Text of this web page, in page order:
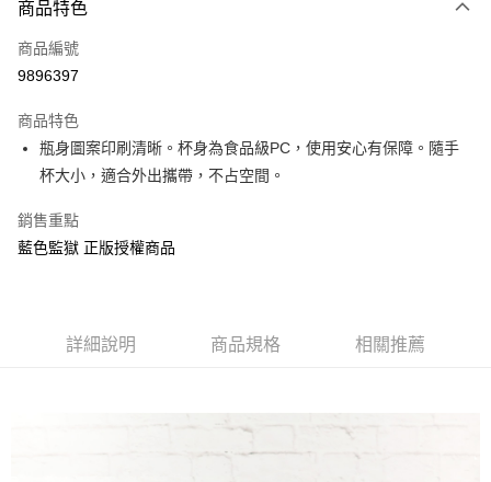
信用卡一次付款
超商取貨付款
Apple Pay
街口支付
悠遊付
AFTEE先享後付是「在收到商品之後才付款」的支付方式。 讓您購物簡單
便利好安心！
３．安心：先確認商品／服務後，再付款。
【「AFTEE先享後付」結帳流程】
ATM付款
每筆NT$60，滿NT$499(含以上)免運費
商品特色
商品編號
9896397
商品特色
瓶身圖案印刷清晰。杯身為食品級PC，使用安心有保障。隨手
杯大小，適合外出攜帶，不占空間。
銷售重點
藍色監獄 正版授權商品
詳細說明 商品規格 相關推薦